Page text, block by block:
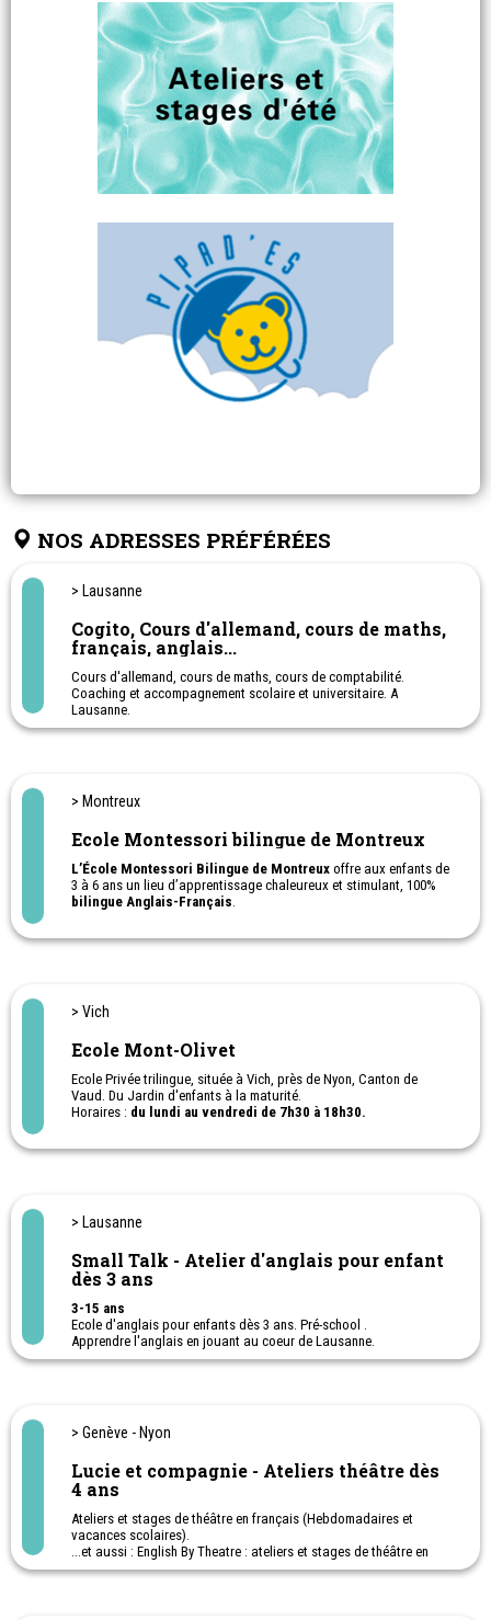
NOS ADRESSES PRÉFÉRÉES
> Lausanne
Cogito, Cours d'allemand, cours de maths,
français, anglais...
Cours d'allemand, cours de maths, cours de comptabilité.
Coaching et accompagnement scolaire et universitaire. A
Lausanne.
Appuis et semaines intensives de révision pendant les vacances.
> Montreux
Ecole Montessori bilingue de Montreux
L’École Montessori Bilingue de Montreux offre aux enfants de
3 à 6 ans un lieu d’apprentissage chaleureux et stimulant, 100%
bilingue Anglais-Français.
Suisse, tous nos éducateurs sont diplômés, francophones ou
> Vich
Ecole Mont-Olivet
Ecole Privée trilingue, située à Vich, près de Nyon, Canton de
Vaud. Du Jardin d'enfants à la maturité.
Horaires : du lundi au vendredi de 7h30 à 18h30.
> Lausanne
Small Talk - Atelier d'anglais pour enfant
dès 3 ans
3-15 ans
Ecole d'anglais pour enfants dès 3 ans. Pré-school .
Apprendre l'anglais en jouant au coeur de Lausanne.
> Genève - Nyon
Lucie et compagnie - Ateliers théâtre dès
4 ans
Ateliers et stages de théâtre en français (Hebdomadaires et
vacances scolaires).
...et aussi : English By Theatre : ateliers et stages de théâtre en
anglais (Apprendre et perfectionner son anglais par le théâtre).